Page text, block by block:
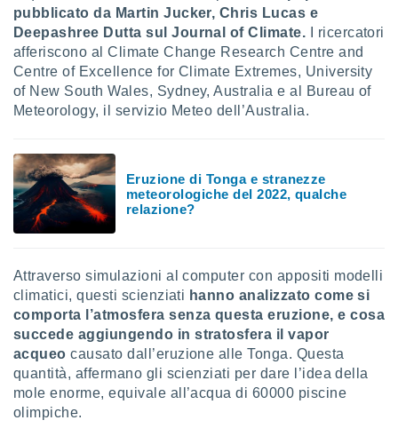
" o
cookie
sito
dei
su
dati
della
creare
la
profili
pubblicato da Martin Jucker, Chris Lucas e
Deepashree Dutta sul Journal of Climate. I ricercatori
afferiscono al Climate Change Research Centre and
Centre of Excellence for Climate Extremes, University
of New South Wales, Sydney, Australia e al Bureau of
Meteorology, il servizio Meteo dell’Australia.
Eruzione di Tonga e stranezze
meteorologiche del 2022, qualche
relazione?
Attraverso simulazioni al computer con appositi modelli
climatici, questi scienziati hanno analizzato come si
comporta l’atmosfera senza questa eruzione, e cosa
succede aggiungendo in stratosfera il vapor
acqueo causato dall’eruzione alle Tonga. Questa
quantità, affermano gli scienziati per dare l’idea della
mole enorme, equivale all’acqua di 60000 piscine
olimpiche.